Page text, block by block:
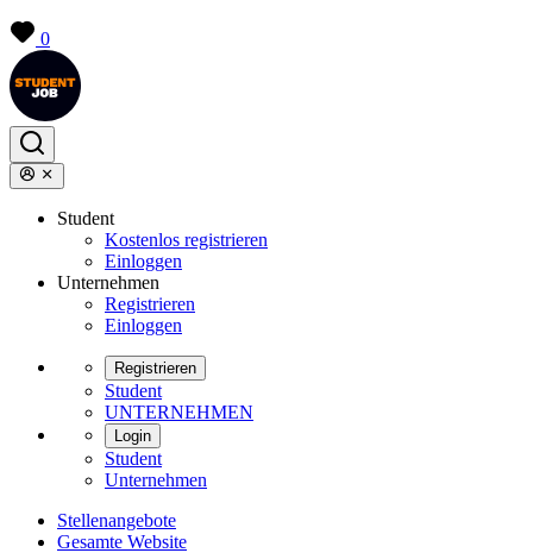
0
Student
Kostenlos registrieren
Einloggen
Unternehmen
Registrieren
Einloggen
Registrieren
Student
UNTERNEHMEN
Login
Student
Unternehmen
Stellenangebote
Gesamte Website